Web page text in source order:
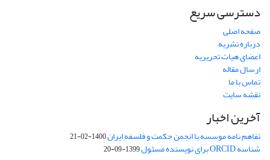
دسترسی سریع
صفحه اصلی
درباره نشریه
اعضای هیات تحریریه
ارسال مقاله
تماس با ما
نقشه سایت
آخرین اخبار
تفاهم نامه موسسه با انجمن حکمت و فلسفه ایران1400-02-21
شناسه ORCID برای نویسنده مسئول 1399-09-20